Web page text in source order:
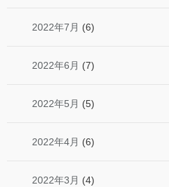
2022年7月 (6)
2022年6月 (7)
2022年5月 (5)
2022年4月 (6)
2022年3月 (4)